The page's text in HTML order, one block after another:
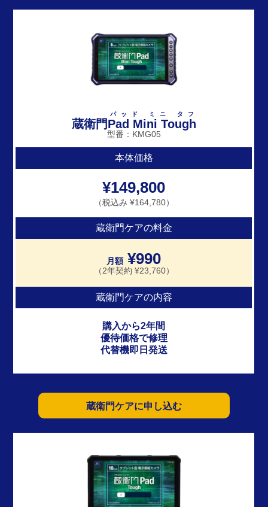
蔵衛門Pad Mini Tough
パッド ミニ タフ
型番：KMG05
本体価格
¥149,800
（税込み ¥164,780）
蔵衛門ケアの料金
月額¥990
（2年契約 ¥23,760）
蔵衛門ケアの内容
購入から2年間
優待価格で修理
代替機即日発送
蔵衛門ケアに申し込む